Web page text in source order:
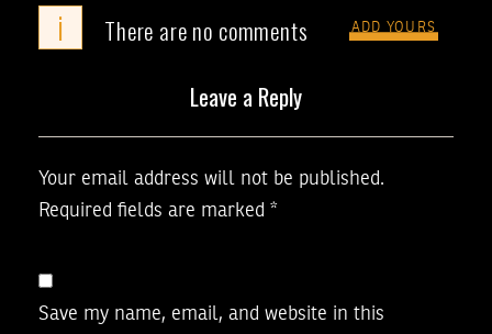
i There are no comments ADD YOURS
Leave a Reply
Your email address will not be published.
Required fields are marked *
Save my name, email, and website in this